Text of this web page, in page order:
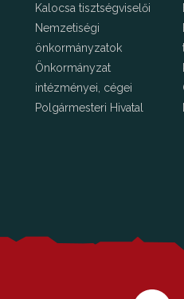
Kalocsa tisztségviselői
Nemzetiségi
önkormányzatok
Önkormányzat
intézményei, cégei
Polgármesteri Hivatal